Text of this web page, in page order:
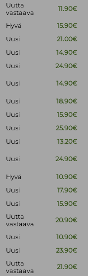
Uutta
vastaava
11.90€
Hyvä
15.90€
Uusi
21.00€
Uusi
14.90€
Uusi
24.90€
Uusi 14.90€
Uusi
18.90€
Uusi
15.90€
Uusi
25.90€
Uusi
13.20€
Uusi 24.90€
Hyvä
10.90€
Uusi
17.90€
Uusi 15.90€
Uutta
vastaava
20.90€
Uusi
10.90€
Uusi 23.90€
Uutta
vastaava
21.90€